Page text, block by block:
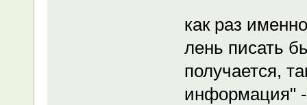
как раз
лень писать
получается,
информация"